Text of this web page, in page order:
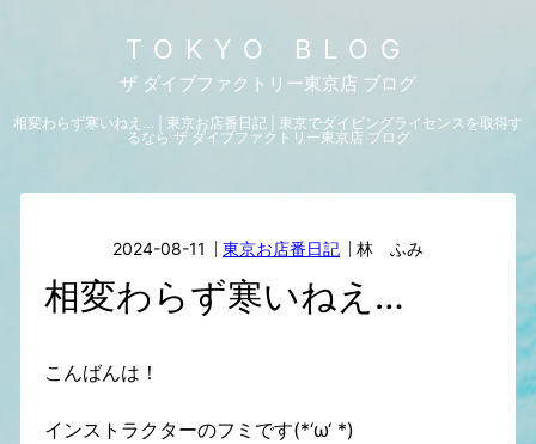
TOKYO BLOG
ザ ダイブファクトリー東京店 ブログ
相変わらず寒いねえ… | 東京お店番日記 | 東京でダイビングライセンスを取得す
るなら ザ ダイブファクトリー東京店 ブログ
2024-08-11 東京お店番日記 林 ふみ
相変わらず寒いねえ…
こんばんは！
インストラクターのフミです(*‘ω‘ *)